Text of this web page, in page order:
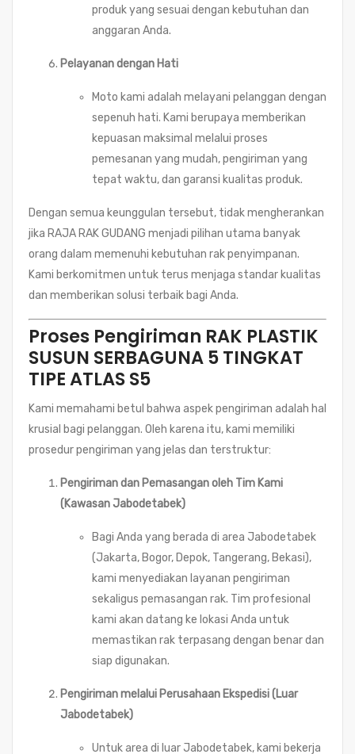
produk yang sesuai dengan kebutuhan dan
anggaran Anda.
Pelayanan dengan Hati
Moto kami adalah melayani pelanggan dengan
sepenuh hati. Kami berupaya memberikan
kepuasan maksimal melalui proses
pemesanan yang mudah, pengiriman yang
tepat waktu, dan garansi kualitas produk.
Dengan semua keunggulan tersebut, tidak mengherankan
jika RAJA RAK GUDANG menjadi pilihan utama banyak
orang dalam memenuhi kebutuhan rak penyimpanan.
Kami berkomitmen untuk terus menjaga standar kualitas
dan memberikan solusi terbaik bagi Anda.
Proses Pengiriman RAK PLASTIK
SUSUN SERBAGUNA 5 TINGKAT
TIPE ATLAS S5
Kami memahami betul bahwa aspek pengiriman adalah hal
krusial bagi pelanggan. Oleh karena itu, kami memiliki
prosedur pengiriman yang jelas dan terstruktur:
Pengiriman dan Pemasangan oleh Tim Kami
(Kawasan Jabodetabek)
Bagi Anda yang berada di area Jabodetabek
(Jakarta, Bogor, Depok, Tangerang, Bekasi),
kami menyediakan layanan pengiriman
sekaligus pemasangan rak. Tim profesional
kami akan datang ke lokasi Anda untuk
memastikan rak terpasang dengan benar dan
siap digunakan.
Pengiriman melalui Perusahaan Ekspedisi (Luar
Jabodetabek)
Untuk area di luar Jabodetabek, kami bekerja